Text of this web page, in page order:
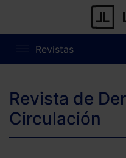
Revistas
Revista de
Circulación